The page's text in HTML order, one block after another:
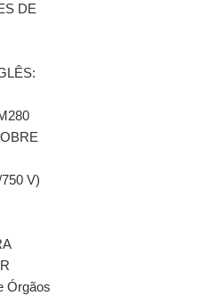
DE
V)
Órgãos